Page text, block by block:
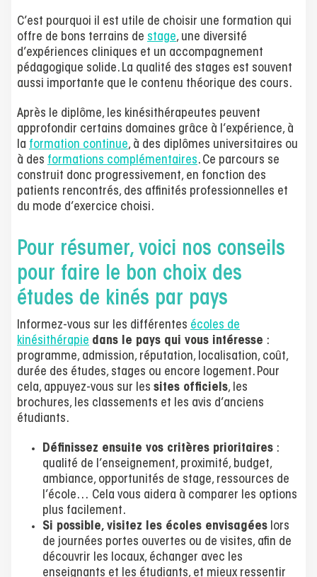
C’est pourquoi il est utile de choisir une formation qui
offre de bons terrains de stage, une diversité
d’expériences cliniques et un accompagnement
pédagogique solide. La qualité des stages est souvent
aussi importante que le contenu théorique des cours.
Après le diplôme, les kinésithérapeutes peuvent
approfondir certains domaines grâce à l’expérience, à
la formation continue, à des diplômes universitaires ou
à des formations complémentaires. Ce parcours se
construit donc progressivement, en fonction des
patients rencontrés, des affinités professionnelles et
du mode d’exercice choisi.
Pour résumer, voici nos conseils
pour faire le bon choix des
études de kinés par pays
Informez-vous sur les différentes écoles de
kinésithérapie dans le pays qui vous intéresse :
programme, admission, réputation, localisation, coût,
durée des études, stages ou encore logement. Pour
cela, appuyez-vous sur les sites officiels, les
brochures, les classements et les avis d’anciens
étudiants.
Définissez ensuite vos critères prioritaires :
qualité de l’enseignement, proximité, budget,
ambiance, opportunités de stage, ressources de
l’école… Cela vous aidera à comparer les options
plus facilement.
Si possible, visitez les écoles envisagées lors
de journées portes ouvertes ou de visites, afin de
découvrir les locaux, échanger avec les
enseignants et les étudiants, et mieux ressentir